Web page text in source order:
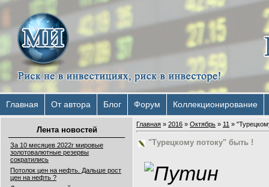
Главная От автора Блог Форум Коллекционирование
Лента новостей
За 10 месяцев 2022г мировые
золотовалютные резервы
сократились
Потолок цен на нефть. Дальше рост
цен на нефть ?
Главная » 2016 » Октябрь » 11 »
"Турецкому потоку" быть !